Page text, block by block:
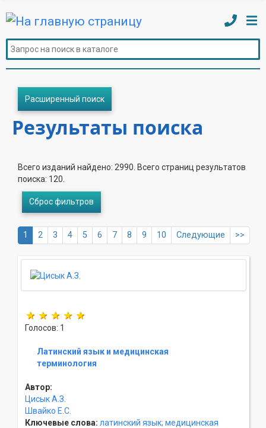
Расширенный поиск
Результаты поиска
Всего изданий найдено: 2990. Всего страниц результатов
поиска: 120.
Сброс фильтров
1 2 3 4 5 6 7 8 9 10 Следующие >>
Голосов: 1
Латинский язык и медицинская
терминология
Автор:
Цисык А.З.
Швайко Е.С.
Ключевые слова: латинский язык; медицинская